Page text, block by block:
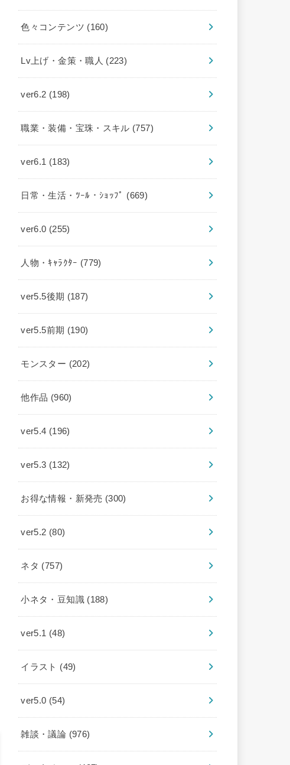
色々コンテンツ (160)
Lv上げ・金策・職人 (223)
ver6.2 (198)
職業・装備・宝珠・スキル (757)
ver6.1 (183)
日常・生活・ﾂｰﾙ・ｼｮｯﾌﾟ (669)
ver6.0 (255)
人物・ｷｬﾗｸﾀｰ (779)
ver5.5後期 (187)
ver5.5前期 (190)
モンスター (202)
他作品 (960)
ver5.4 (196)
ver5.3 (132)
お得な情報・新発売 (300)
ver5.2 (80)
ネタ (757)
小ネタ・豆知識 (188)
ver5.1 (48)
イラスト (49)
ver5.0 (54)
雑談・議論 (976)